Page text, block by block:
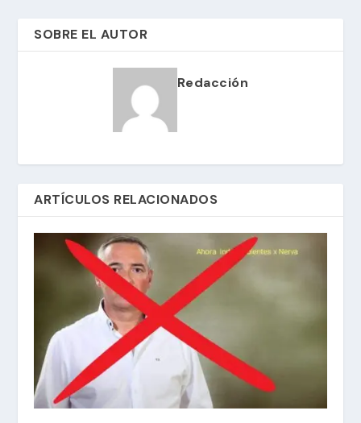
SOBRE EL AUTOR
Redacción
ARTÍCULOS RELACIONADOS